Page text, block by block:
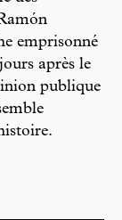
emprisonné
après le
publique